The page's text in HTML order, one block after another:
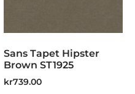
Sans Tapet Hipster
Brown ST1925
kr739.00